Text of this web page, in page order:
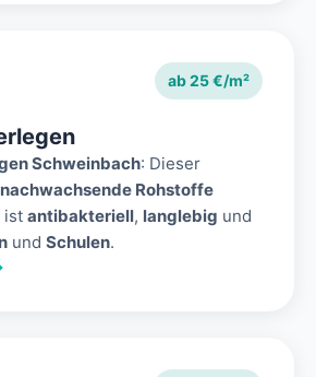
ab 25 €/m²
Schweinbach: Dieser
nachwachsende Rohstoffe
ist antibakteriell, langlebig und
und Schulen.